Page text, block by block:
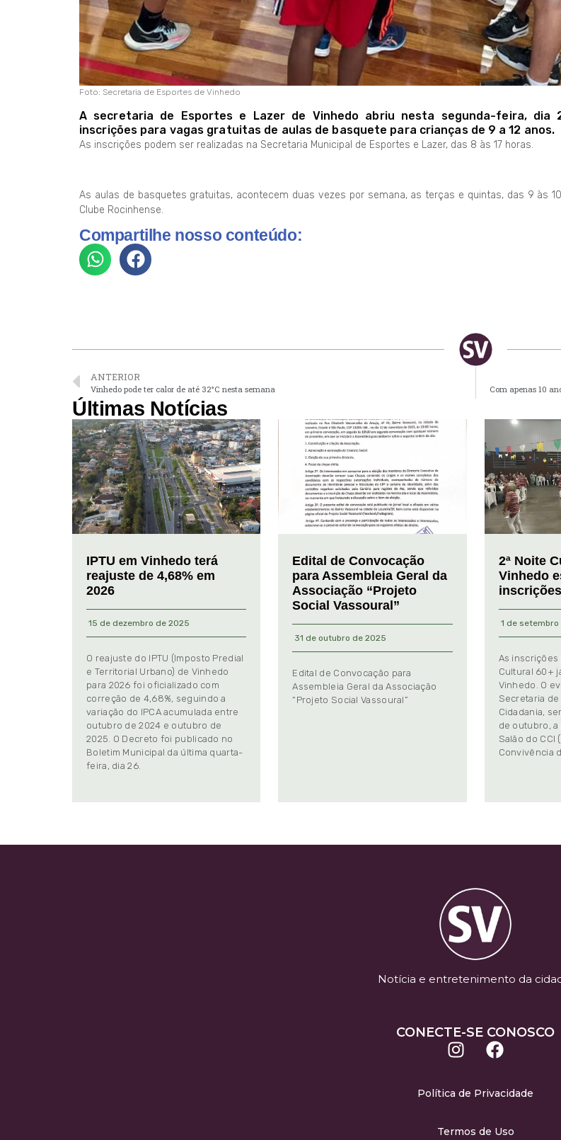
Foto: Secretaria de Esportes de Vinhedo
A secretaria de Esportes e Lazer de Vinhedo abriu nesta segunda-feira, dia
inscrições para vagas gratuitas de aulas de basquete para crianças de 9 a 12 anos.
As inscrições podem ser realizadas na Secretaria Municipal de Esportes e Lazer, das 8 às 17 horas.
As aulas de basquetes gratuitas, acontecem duas vezes por semana, as terças e quintas, das 9 às
Clube Rocinhense.
Compartilhe nosso conteúdo:
ANTERIOR
Vinhedo pode ter calor de até 32°C nesta semana Com apenas 10
Últimas Notícias
IPTU em Vinhedo terá
reajuste de 4,68% em
2026
15 de dezembro de 2025
O reajuste do IPTU (Imposto Predial
e Territorial Urbano) de Vinhedo
para 2026 foi oficializado com
correção de 4,68%, seguindo a
variação do IPCA acumulada entre
outubro de 2024 e outubro de
2025. O Decreto foi publicado no
Boletim Municipal da última quarta-
feira, dia 26.
Edital de Convocação
para Assembleia Geral da
Associação “Projeto
Social Vassoural”
31 de outubro de 2025
Edital de Convocação para
Assembleia Geral da Associação
“Projeto Social Vassoural”
2ª Noite
Vinhedo
1 de
As inscrições
Cultural 60+
Vinhedo. O
Secretaria
Cidadania,
de outubro, a
Salão do CCI
Convivência
Notícia e entretenimento da
CONECTE-SE CONOSCO
Política de Privacidade
Termos de Uso